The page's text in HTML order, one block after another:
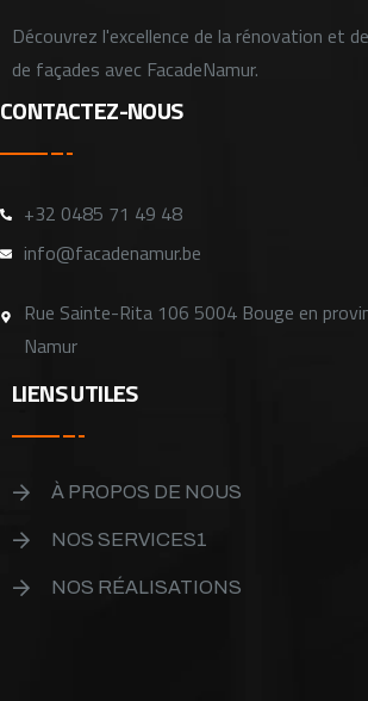
Découvrez l'excellence de la rénovation et
de façades avec FacadeNamur.
CONTACTEZ-NOUS
+32 0485 71 49 48
info@facadenamur.be
Rue Sainte-Rita 106 5004 Bouge en
Namur
LIENS UTILES
À PROPOS DE NOUS
NOS SERVICES1
NOS RÉALISATIONS